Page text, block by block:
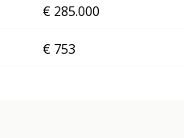
€ 285.000
€ 753